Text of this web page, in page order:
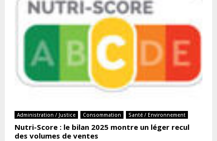
Administration / Justice Consommation Santé / Environnement
Nutri-Score : le bilan 2025 montre un léger recul
des volumes de ventes